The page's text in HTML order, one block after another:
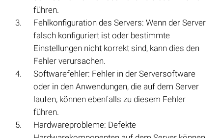
führen.
Fehlkonfiguration des Servers: Wenn der Server
falsch konfiguriert ist oder bestimmte
Einstellungen nicht korrekt sind, kann dies den
Fehler verursachen.
Softwarefehler: Fehler in der Serversoftware
oder in den Anwendungen, die auf dem Server
laufen, können ebenfalls zu diesem Fehler
führen.
Hardwareprobleme: Defekte